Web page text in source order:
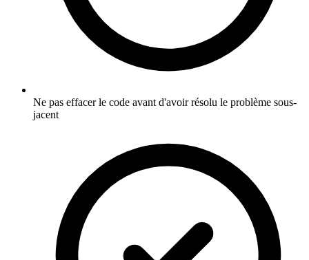
Ne pas effacer le code avant d'avoir résolu le problème sous-
jacent